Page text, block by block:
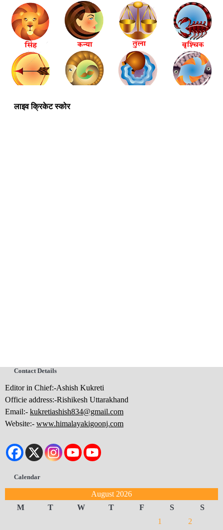
लाइव क्रिकेट स्कोर
Contact Details
Editor in Chief:-Ashish Kukreti
Officie address:-Rishikesh Uttarakhand
Email:- kukretiashish834@gmail.com
Website:- www.himalayakigoonj.com
Calendar
August 2026
M
T W T F S
S
1
2